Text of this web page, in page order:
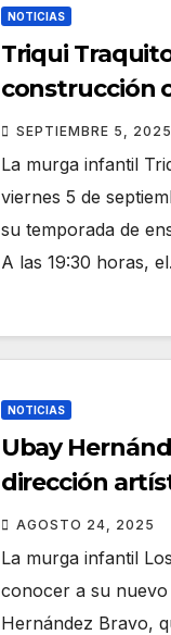
NOTICIAS
Triqui
construcción
2026
SEPTIEMBRE 5, 2025
La murga infantil
viernes 5 de
su temporada de
A las 19:30 horas,
NOTICIAS
Ubay
dirección
Traquitos
AGOSTO 24, 2025
La murga infantil
conocer a su
Hernández Bravo,